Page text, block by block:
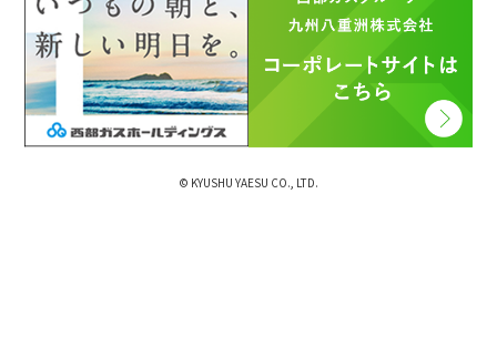
© KYUSHU YAESU CO., LTD.